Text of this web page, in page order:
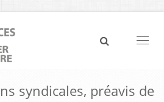
syndicales, préavis de